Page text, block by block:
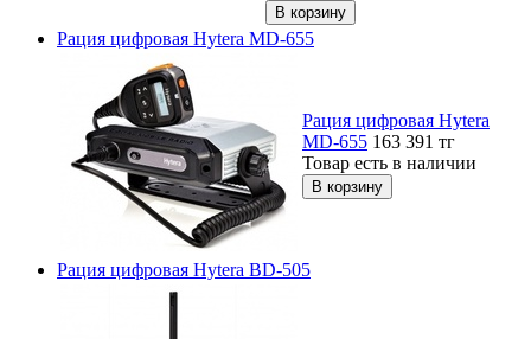
Рация цифровая Hytera MD-655
Рация цифровая Hytera
MD-655 163 391 тг
Товар есть в наличии
Рация цифровая Hytera BD-505